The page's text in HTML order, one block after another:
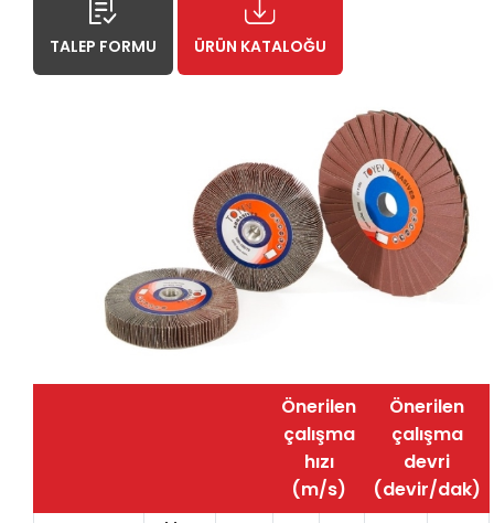
TALEP FORMU ÜRÜN KATALOĞU
Önerilen
çalışma
hızı
(m/s)
Önerilen
çalışma
devri
(devir/dak)